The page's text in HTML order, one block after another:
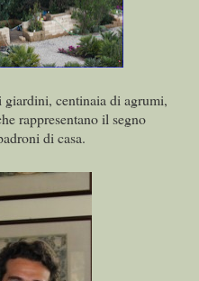
centinaia di agrumi,
rappresentano il segno
di casa.